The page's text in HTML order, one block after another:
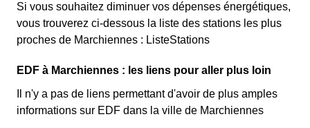
Si vous souhaitez diminuer vos dépenses énergétiques,
vous trouverez ci-dessous la liste des stations les plus
proches de Marchiennes : ListeStations
EDF à Marchiennes : les liens pour aller plus loin
Il n'y a pas de liens permettant d'avoir de plus amples
informations sur EDF dans la ville de Marchiennes